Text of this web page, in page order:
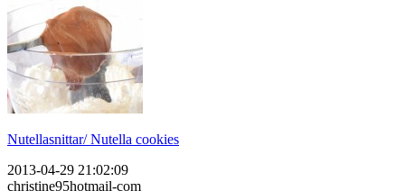
Nutellasnittar/ Nutella cookies
2013-04-29 21:02:09
christine95hotmail-com